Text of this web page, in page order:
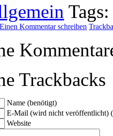
Einen Kommentar schreiben
Trackbacks
Name (benötigt)
E-Mail (wird nicht veröffentlicht)
Website